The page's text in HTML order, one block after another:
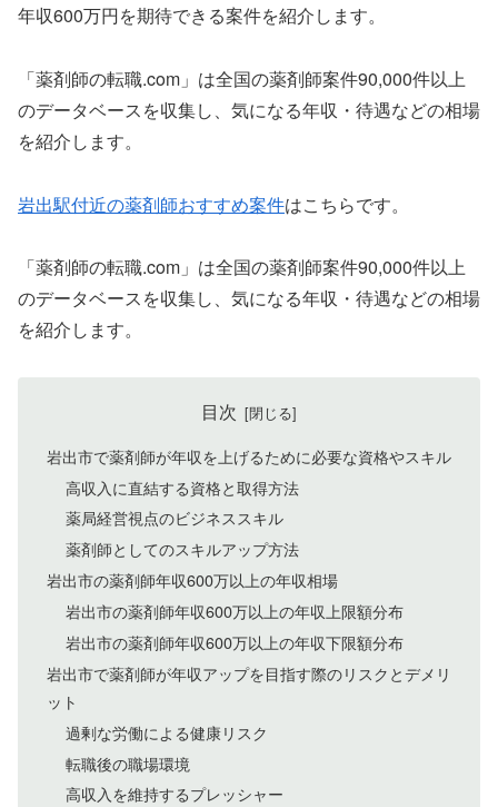
年収600万円を期待できる案件を紹介します。
「薬剤師の転職.com」は全国の薬剤師案件90,000件以上
のデータベースを収集し、気になる年収・待遇などの相場
を紹介します。
岩出駅付近の薬剤師おすすめ案件はこちらです。
「薬剤師の転職.com」は全国の薬剤師案件90,000件以上
のデータベースを収集し、気になる年収・待遇などの相場
を紹介します。
目次
岩出市で薬剤師が年収を上げるために必要な資格やスキル
高収入に直結する資格と取得方法
薬局経営視点のビジネススキル
薬剤師としてのスキルアップ方法
岩出市の薬剤師年収600万以上の年収相場
岩出市の薬剤師年収600万以上の年収上限額分布
岩出市の薬剤師年収600万以上の年収下限額分布
岩出市で薬剤師が年収アップを目指す際のリスクとデメリ
ット
過剰な労働による健康リスク
転職後の職場環境
高収入を維持するプレッシャー